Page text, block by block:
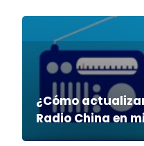
¿Cómo
Radio China en